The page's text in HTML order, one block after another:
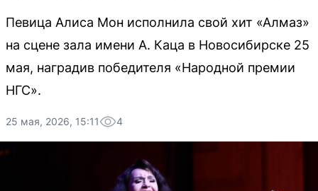
Певица Алиса Мон исполнила свой хит «Алмаз»
на сцене зала имени А. Каца в Новосибирске 25
мая, наградив победителя «Народной премии
НГС».
25 мая, 2026, 15:11 4